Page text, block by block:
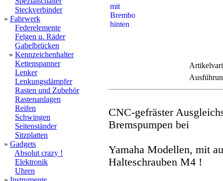
Steckverbinder
» Fahrwerk
Federelemente
Felgen u. Räder
Gabelbrücken
» Kennzeichenhalter
Kettenspanner
Lenker
Lenkungsdämpfer
Rasten und Zubehör
Rastenanlagen
Reifen
Schwingen
Seitenständer
Sitzplatten
» Gadgets
Absolut crazy !
Elektronik
Uhren
CNC-gefräster
Bremspumpen bei
Yamaha Modellen, mit
Halteschrauben M4 !